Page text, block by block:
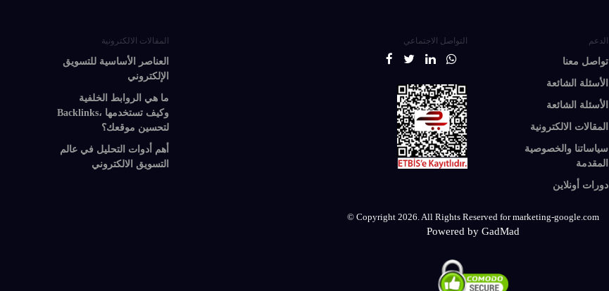
المقالات الالكترونية
العناصر الأساسية للتسويق
الإلكتروني
ما هي الروابط الخلفية
Backlinks، وكيف تستخدمها
لتحسين موقعك؟
أهم أدوات التحليل في عالم
التسويق الالكتروني
الدعم
تواصل معنا
الأسئلة الشائعة
الأسئلة الشائعة
المقالات الالكترونية
سياساتنا والخصوصية
المقدمة
دورات أونلاين
التواصل الاجتماعي
© Copyright 2026. All Rights Reserved for marketing-google.com
Powered by GadMad